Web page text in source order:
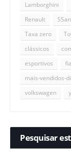
Lamborghini
Renault
Taxa zero
clássicos
esportivos
mais-vendidos-
volkswagen
Pesquisar